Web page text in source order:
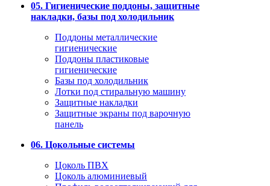
05. Гигиенические поддоны, защитные
накладки, базы под холодильник
Поддоны металлические
гигиенические
Поддоны пластиковые
гигиенические
Базы под холодильник
Лотки под стиральную машину
Защитные накладки
Защитные экраны под варочную
панель
06. Цокольные системы
Цоколь ПВХ
Цоколь алюминиевый